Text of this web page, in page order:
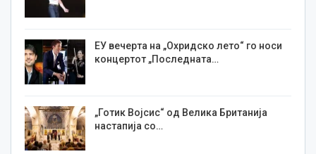
ЕУ вечерта на „Охридско лето“ го носи
концертот „Последната…
„Готик Војсис“ од Велика Британија
настапија со…